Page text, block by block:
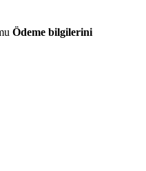
Ödeme bilgilerini